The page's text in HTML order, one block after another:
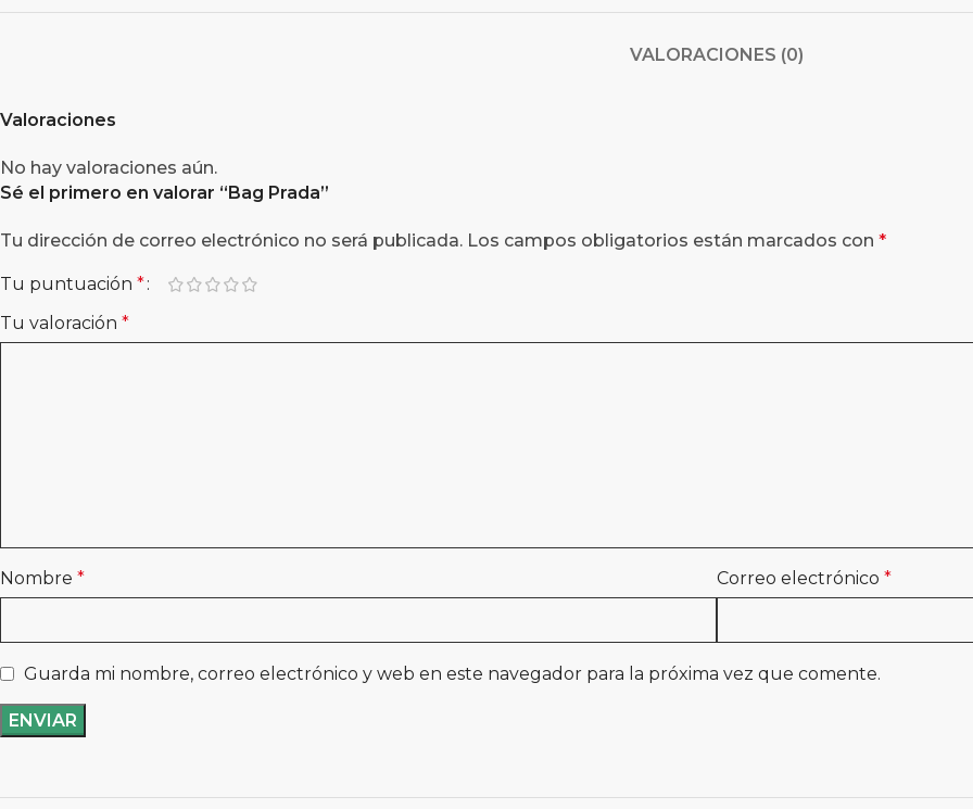
VALORACIONES (0)
Valoraciones
No hay valoraciones aún.
Sé el primero en valorar “Bag Prada”
Tu dirección de correo electrónico no será publicada. Los campos obligatorios están marcados con *
Tu puntuación *
Tu valoración *
Nombre * Correo electrónico *
Guarda mi nombre, correo electrónico y web en este navegador para la próxima vez que comente.